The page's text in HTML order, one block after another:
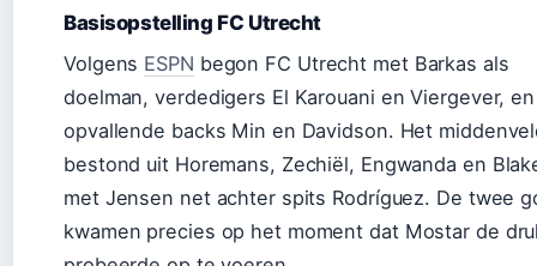
Basisopstelling FC Utrecht
Volgens ESPN begon FC Utrecht met Barkas als
doelman, verdedigers El Karouani en Viergever,
opvallende backs Min en Davidson. Het
bestond uit Horemans, Zechiël, Engwanda en
met Jensen net achter spits Rodríguez. De twee
kwamen precies op het moment dat Mostar de